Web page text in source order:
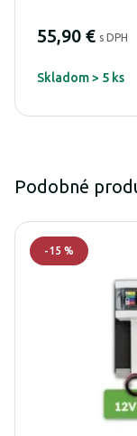
55,90 € s DPH
Skladom > 5 ks
Podobné
-15 %